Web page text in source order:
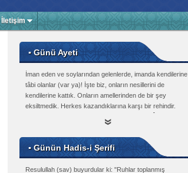
İletişim
▪ Günü Ayeti
İman eden ve soylarından gelenlerde, imanda kendilerine
tâbi olanlar (var ya)! İşte biz, onların nesillerini de
kendilerine kattık. Onların amellerinden de bir şey
eksiltmedik. Herkes kazandıklarına karşı bir rehindir.
▪ Günün Hadis-i Şerifi
Resulullah (sav) buyurdular ki: "Ruhlar toplanmış